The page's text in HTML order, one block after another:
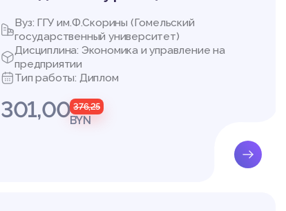
Вуз: ГГУ им.Ф.Скорины (Гомельский
государственный университет)
Дисциплина: Экономика и управление на
предприятии
Тип работы: Диплом
301,00 376,25
BYN